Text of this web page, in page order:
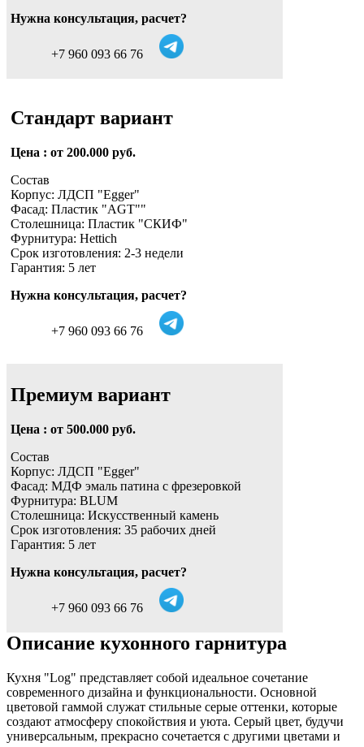
Нужна консультация, расчет?
+7 960 093 66 76
Стандарт вариант
Цена : от 200.000 руб.
Состав
Корпус: ЛДСП "Egger"
Фасад: Пластик "AGT""
Столешница: Пластик "СКИФ"
Фурнитура: Hettich
Срок изготовления: 2-3 недели
Гарантия: 5 лет
Нужна консультация, расчет?
+7 960 093 66 76
Премиум вариант
Цена : от 500.000 руб.
Состав
Корпус: ЛДСП "Egger"
Фасад: МДФ эмаль патина с фрезеровкой
Фурнитура: BLUM
Столешница: Искусственный камень
Срок изготовления: 35 рабочих дней
Гарантия: 5 лет
Нужна консультация, расчет?
+7 960 093 66 76
Описание кухонного гарнитура
Кухня "Log" представляет собой идеальное сочетание
современного дизайна и функциональности. Основной
цветовой гаммой служат стильные серые оттенки, которые
создают атмосферу спокойствия и уюта. Серый цвет, будучи
универсальным, прекрасно сочетается с другими цветами и